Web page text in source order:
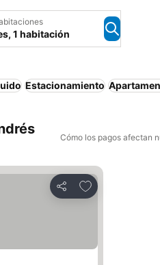
1 habitación
Estacionamiento
Cómo los pagos afectan
Compartir
Agregar a